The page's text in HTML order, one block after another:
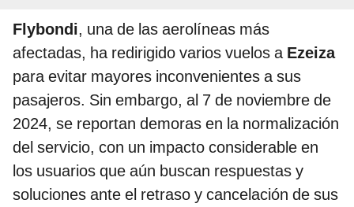
Flybondi, una de las aerolíneas más
afectadas, ha redirigido varios vuelos a Ezeiza
para evitar mayores inconvenientes a sus
pasajeros. Sin embargo, al 7 de noviembre de
2024, se reportan demoras en la normalización
del servicio, con un impacto considerable en
los usuarios que aún buscan respuestas y
soluciones ante el retraso y cancelación de sus